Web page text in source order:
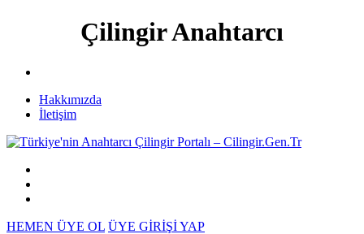
Çilingir Anahtarcı
Hakkımızda
İletişim
HEMEN ÜYE OL ÜYE GİRİŞİ YAP